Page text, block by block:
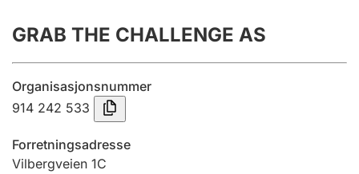
Innsending og forsinkelsesgebyr
Tinglysing
GRAB THE CHALLENGE AS
Organisasjonsnummer
914 242 533
Forretningsadresse
Vilbergveien 1C